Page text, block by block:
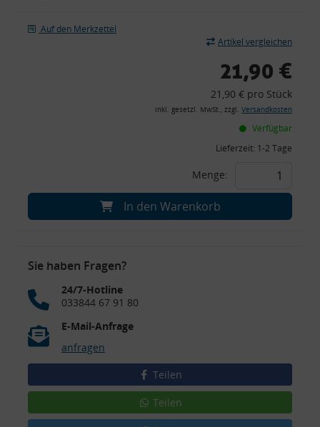
Auf den Merkzettel
Artikel vergleichen
21,90 €
21,90 € pro Stück
inkl. gesetzl. MwSt., zzgl. Versandkosten
Verfügbar
Lieferzeit: 1-2 Tage
Menge:
In den Warenkorb
Sie haben Fragen?
24/7-Hotline
033844 67 91 80
E-Mail-Anfrage
anfragen
Teilen
Teilen